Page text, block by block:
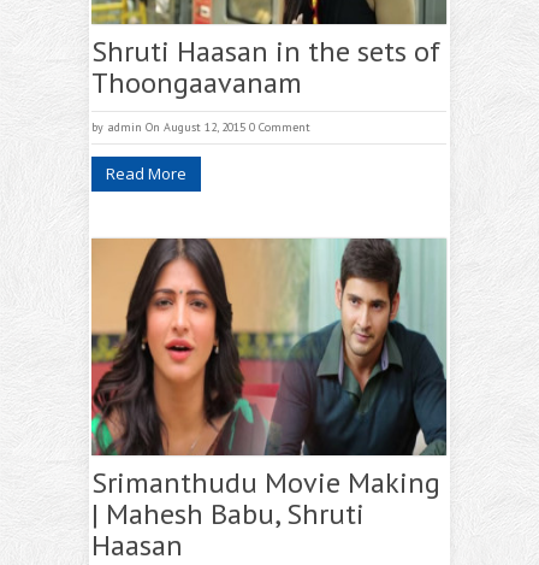
Shruti Haasan in the sets of
Thoongaavanam
by admin On August 12, 2015 0 Comment
Read More
Srimanthudu Movie Making
| Mahesh Babu, Shruti
Haasan